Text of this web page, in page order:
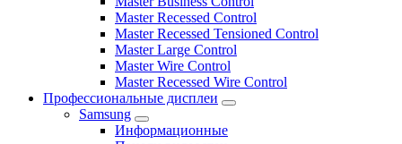
Master Recessed Control
Master Recessed Tensioned Control
Master Large Control
Master Wire Control
Master Recessed Wire Control
Профессиональные дисплеи
Samsung
Информационные